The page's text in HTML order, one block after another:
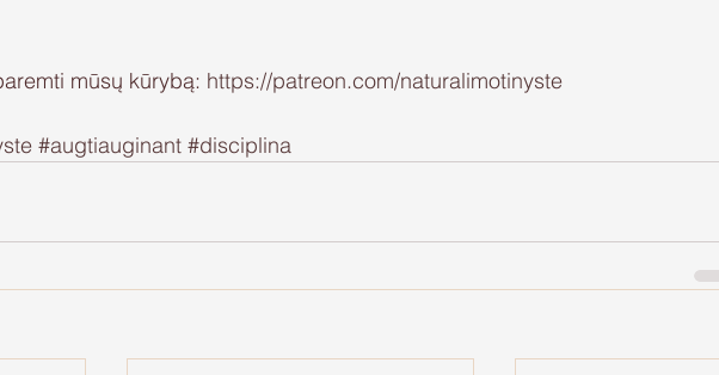
mūsų kūrybą: https://patreon.com/naturalimotinyste
#augtiauginant #disciplina